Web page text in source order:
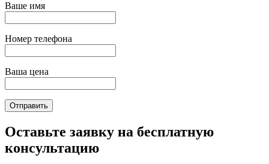
Ваше имя
Номер телефона
Ваша цена
Отправить
Оставьте заявку на бесплатную
консультацию